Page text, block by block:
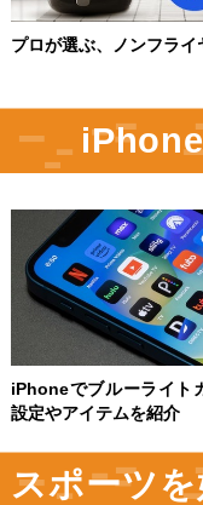
プロが選ぶ、ノンフライ
iPhoneでブルーライト
設定やアイテムを紹介
スポーツ